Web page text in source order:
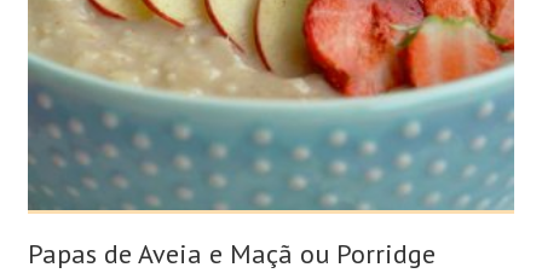
Papas de Aveia e Maçã ou Porridge